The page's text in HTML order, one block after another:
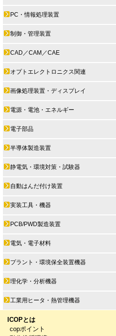
PC・情報処理装置
制御・管理装置
CAD／CAM／CAE
オプトエレクトロニクス関連
画像処理装置・ディスプレイ
電源・電池・エネルギー
電子部品
半導体製造装置
静電気・環境対策・試験器
自動はんだ付け装置
実装工具・機器
PCB/PWD製造装置
電気・電子材料
プラント・環境保全装置機器
理化学・分析機器
工業用ヒータ・熱管理機器
ICOPとは
copポイント